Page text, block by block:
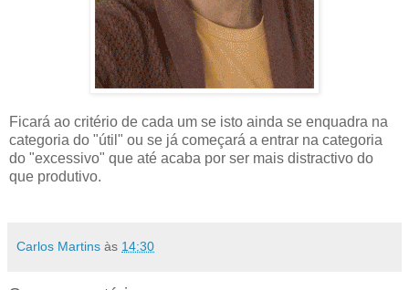
Ficará ao critério de cada um se isto ainda se enquadra na
categoria do "útil" ou se já começará a entrar na categoria
do "excessivo" que até acaba por ser mais distractivo do
que produtivo.
Carlos Martins às 14:30